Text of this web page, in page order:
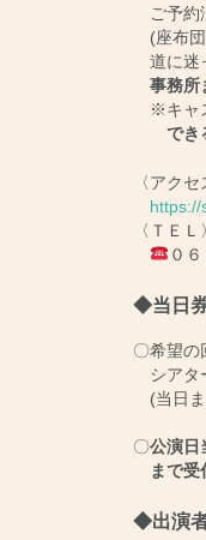
ご予約
(座布団
道に迷
事務所
※キャ
でき
〈アク
https://
〈ＴＥＬ
０
◆当日
〇希望の
シアタ
(当日ま
〇公演日
まで受
◆出演